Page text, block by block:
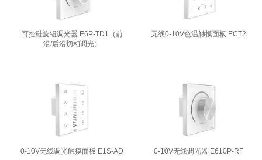
可控硅旋钮调光器 E6P-TD1（前
沿/后沿切相调光）
无线0-10V色温触摸面板 ECT2
0-10V无线调光触摸面板 E1S-AD 0-10V无线调光器 E610P-RF